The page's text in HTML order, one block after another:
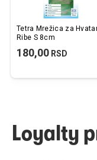
Tetra Mrežica za
Ribe S 8cm
180,00 RSD
Loyalty